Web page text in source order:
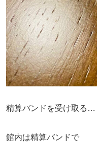
精算バンドを受け取る…
館内は精算バンドで